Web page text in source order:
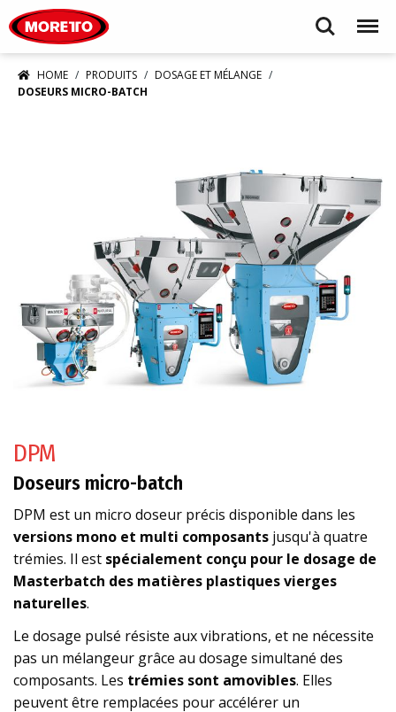
Search Menu
HOME PRODUITS
DOSAGE ET MÉLANGE
DOSEURS MICRO-BATCH
DPM
Doseurs micro-batch
DPM est un micro doseur précis disponible dans les
versions mono et multi composants jusqu'à quatre
trémies. Il est spécialement conçu pour le dosage de
Masterbatch des matières plastiques vierges
naturelles.
Le dosage pulsé résiste aux vibrations, et ne nécessite
pas un mélangeur grâce au dosage simultané des
composants. Les trémies sont amovibles. Elles
peuvent être remplacées pour accélérer un